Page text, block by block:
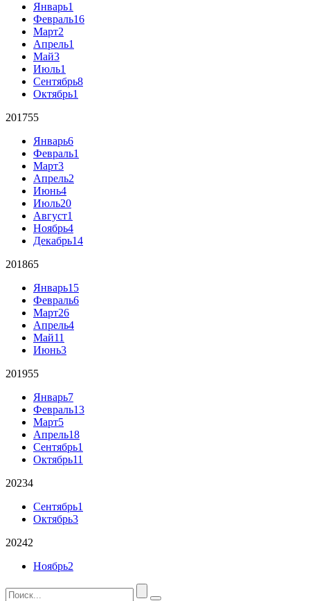
Январь1
Февраль16
Март2
Апрель1
Май3
Июль1
Сентябрь8
Октябрь1
201755
Январь6
Февраль1
Март3
Апрель2
Июнь4
Июль20
Август1
Ноябрь4
Декабрь14
201865
Январь15
Февраль6
Март26
Апрель4
Май11
Июнь3
201955
Январь7
Февраль13
Март5
Апрель18
Сентябрь1
Октябрь11
20234
Сентябрь1
Октябрь3
20242
Ноябрь2